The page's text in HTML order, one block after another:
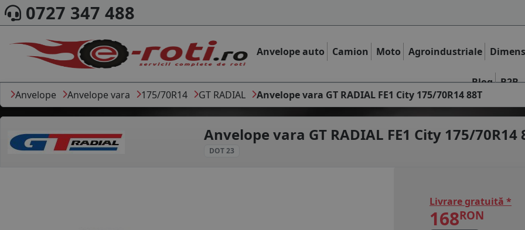
0727 347 488
Anvelope auto Camion Moto Agroindustriale
Blog B2B
Anvelope Anvelope vara 175/70R14 GT RADIAL Anvelope vara GT RADIAL FE1 City 175/70R14 88T
Anvelope vara GT RADIAL FE1 City 175/70R14
DOT 23
Livrare gratuită *
168RON